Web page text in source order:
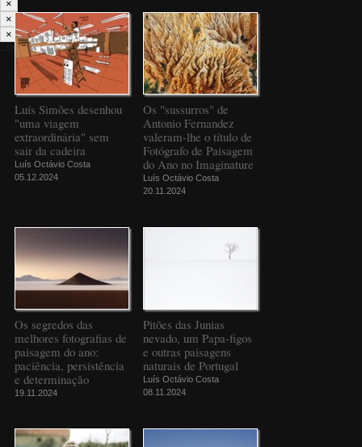
Luís Simões desenhou
"uma viagem
extraordinária" sem
sair da cadeira
Luís Octávio Costa
05.12.2024
Os "sussurros" de
Antonio Fernandez
valeram-lhe o título de
Fotógrafo de Paisagem
do Ano no Imaginature
Luís Octávio Costa
20.11.2024
Os segredos das
melhores fotografias de
paisagem do ano:
paciência, persistência
e determinação
19.11.2024
Pitões das Junias
nevado, um Papa-figos
e outras paisagens
naturais de Portugal
Luís Octávio Costa
08.11.2024
×
×
×
--%>